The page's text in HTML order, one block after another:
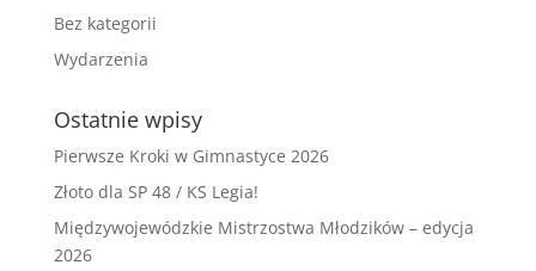
Bez kategorii
Wydarzenia
Ostatnie wpisy
Pierwsze Kroki w Gimnastyce 2026
Złoto dla SP 48 / KS Legia!
Międzywojewódzkie Mistrzostwa Młodzików – edycja
2026